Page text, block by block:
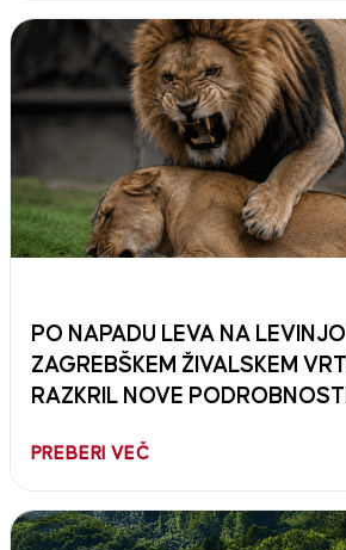
PO NAPADU LEVA NA
ZAGREBŠKEM ŽIVALSKEM
RAZKRIL NOVE PODROBNOSTI
PREBERI VEČ